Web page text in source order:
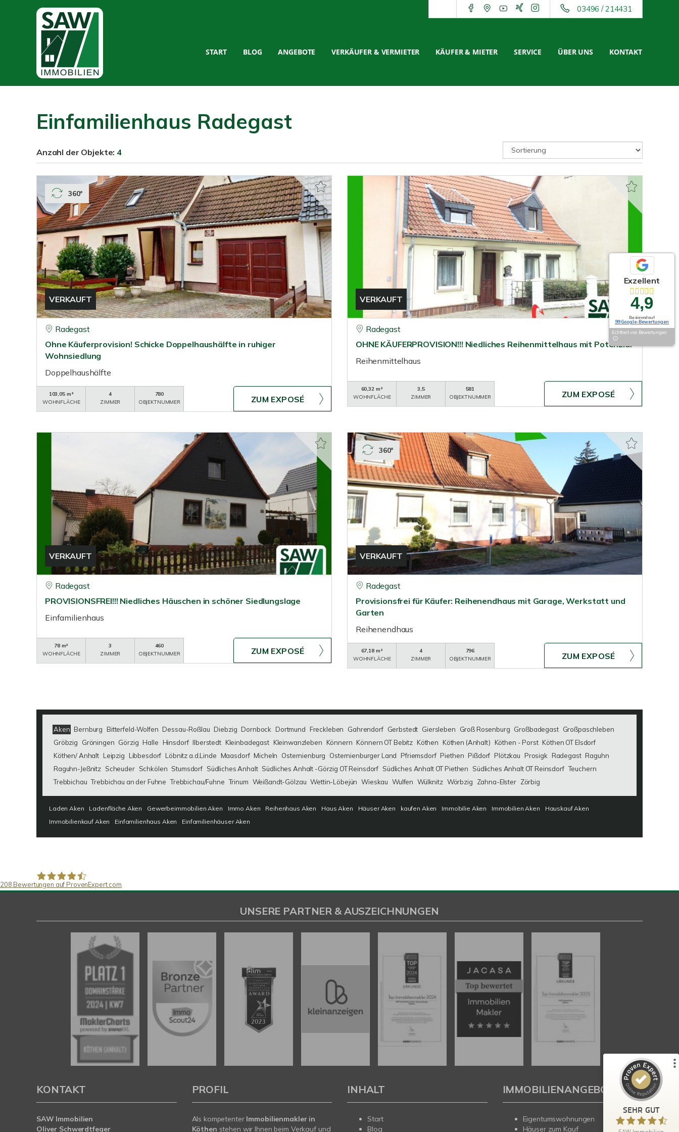
03496 / 214431
START BLOG ANGEBOTE VERKÄUFER & VERMIETER KÄUFER & MIETER SERVICE ÜBER UNS KONTAKT
Einfamilienhaus Radegast
Anzahl der Objekte: 4
VERKAUFT
360°
Radegast
Ohne Käuferprovision! Schicke Doppelhaushälfte in ruhiger
Wohnsiedlung
Doppelhaushälfte
103,05 m²
WOHNFLÄCHE
4
ZIMMER
780
OBJEKTNUMMER
ZUM EXPOSÉ
VERKAUFT
Radegast
OHNE KÄUFERPROVISION!!! Niedliches Reihenmittelhaus mit Potenzial
Reihenmittelhaus
60,32 m²
WOHNFLÄCHE
3,5
ZIMMER
581
OBJEKTNUMMER
ZUM EXPOSÉ
VERKAUFT
Radegast
PROVISIONSFREI!!! Niedliches Häuschen in schöner Siedlungslage
Einfamilienhaus
78 m²
WOHNFLÄCHE
3
ZIMMER
460
OBJEKTNUMMER
ZUM EXPOSÉ
VERKAUFT
360°
Radegast
Provisionsfrei für Käufer: Reihenendhaus mit Garage, Werkstatt und
Garten
Reihenendhaus
67,18 m²
WOHNFLÄCHE
4
ZIMMER
796
OBJEKTNUMMER
ZUM EXPOSÉ
Aken Bernburg Bitterfeld-Wolfen Dessau-Roßlau Diebzig Dornbock Dortmund Freckleben Gahrendorf Gerbstedt Giersleben Groß Rosenburg Großbadegast Großpaschleben
Gröbzig
Gröningen Görzig Halle Hinsdorf Ilberstedt Kleinbadegast Kleinwanzleben Könnern Könnern OT Bebitz Köthen Köthen (Anhalt) Köthen - Porst Köthen OT Elsdorf
Köthen/ Anhalt Leipzig Libbesdorf Löbnitz a.d.Linde Maasdorf Micheln Osternienburg Osternienburger Land Pfriemsdorf Piethen Pißdorf Plötzkau Prosigk Radegast Raguhn
Raguhn-Jeßnitz Scheuder Schkölen Stumsdorf Südliches Anhalt Südliches Anhalt -Görzig OT Reinsdorf Südliches Anhalt OT Piethen Südliches Anhalt OT Reinsdorf Teuchern
Trebbichau Trebbichau an der Fuhne Trebbichau/Fuhne Trinum Weißandt-Gölzau Wettin-Löbejün Wieskau Wulfen Wülknitz Wörbzig Zahna-Elster Zörbig
Laden Aken Ladenfläche Aken Gewerbeimmobilien Aken Immo Aken Reihenhaus Aken Haus Aken Häuser Aken kaufen Aken Immobilie Aken Immobilien Aken
Hauskauf Aken
Immobilienkauf Aken
Einfamilienhaus Aken Einfamilienhäuser Aken
Exzellent
4,9
Basierend auf
99 Google-Bewertungen
Echtheit von Bewertungen
208 Bewertungen auf ProvenExpert.com
UNSERE PARTNER & AUSZEICHNUNGEN
KONTAKT
SAW Immobilien
Oliver Schwerdtfeger
PROFIL
Als kompetenter Immobilienmakler in
Köthen stehen wir Ihnen beim Verkauf und
INHALT
Start
Blog
IMMOBILIENANGEBOTE
Eigentumswohnungen
Häuser zum Kauf
SEHR GUT
Kundenbewertungen und Erfahrungen zu
4,67
/
29
Bewertungen auf
ProvenExpert.com
Blick aufs ProvenExpert-Profil werfen
Heidi B.
5,00